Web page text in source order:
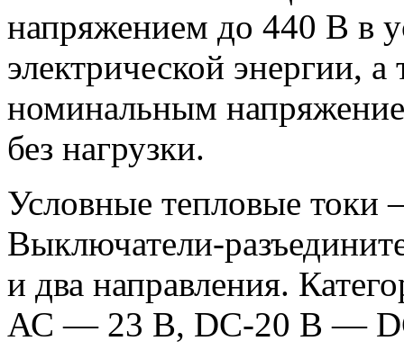
напряжением до 440 В в
электрической энергии,
номинальным
без нагрузки.
Условные тепловые
Выключатели-
и два направления.
АС — 23 В, DC-20 B —